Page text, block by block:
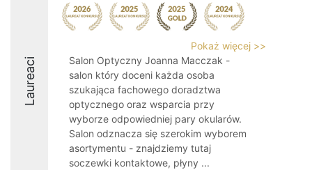
Laureaci
Pokaż więcej >>
Salon Optyczny Joanna Macczak -
salon który doceni każda osoba
szukająca fachowego doradztwa
optycznego oraz wsparcia przy
wyborze odpowiedniej pary okularów.
Salon odznacza się szerokim wyborem
asortymentu - znajdziemy tutaj
soczewki kontaktowe, płyny ...